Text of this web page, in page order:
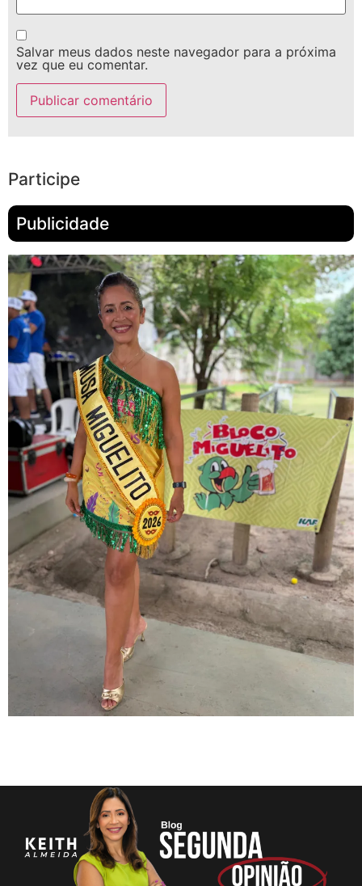
Salvar meus dados neste navegador para a próxima
vez que eu comentar.
Participe
Publicidade